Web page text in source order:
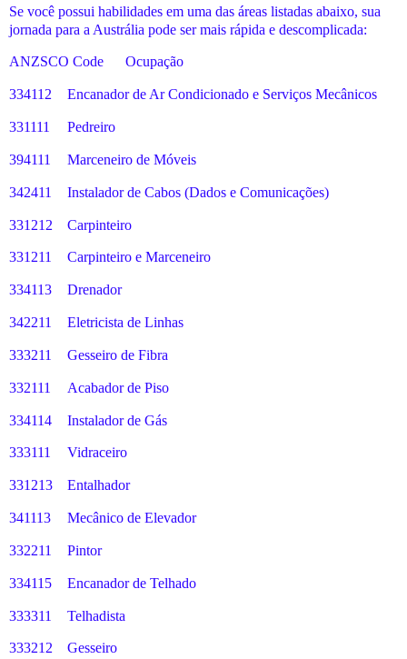
Se você possui habilidades em uma das áreas listadas abaixo, sua
jornada para a Austrália pode ser mais rápida e descomplicada:
ANZSCO Code Ocupação
334112 Encanador de Ar Condicionado e Serviços Mecânicos
331111 Pedreiro
394111 Marceneiro de Móveis
342411 Instalador de Cabos (Dados e Comunicações)
331212 Carpinteiro
331211 Carpinteiro e Marceneiro
334113 Drenador
342211 Eletricista de Linhas
333211 Gesseiro de Fibra
332111 Acabador de Piso
334114 Instalador de Gás
333111 Vidraceiro
331213 Entalhador
341113 Mecânico de Elevador
332211 Pintor
334115 Encanador de Telhado
333311 Telhadista
333212 Gesseiro